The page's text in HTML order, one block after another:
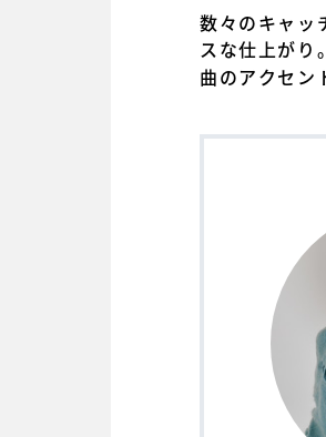
数々のキャッ
スな仕上が
曲のアクセン